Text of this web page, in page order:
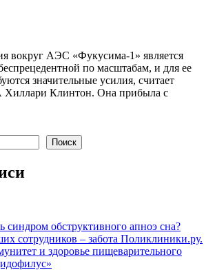
вокруг АЭС «Фукусима-1» является
по масштабам, и для ее
значительные усилия, считает
Хиллари Клинтон. Она прибыла с
Поиск
синдром обструктивного апноэ сна?
сотрудников – забота Поликлиники.ру.
и здоровье пищеварительного